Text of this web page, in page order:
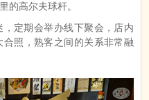
的高尔夫球杆。
定期会举办线下聚会，店内
照，熟客之间的关系非常融